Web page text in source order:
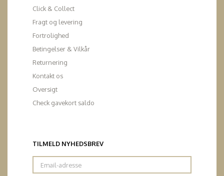
Click & Collect
Fragt og levering
Fortrolighed
Betingelser & Vilkår
Returnering
Kontakt os
Oversigt
Check gavekort saldo
TILMELD NYHEDSBREV
Email-
adresse